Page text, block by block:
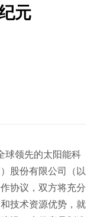
元
球领先的太阳能科
股份有限公司（以
协议，双方将充分
技术资源优势，就